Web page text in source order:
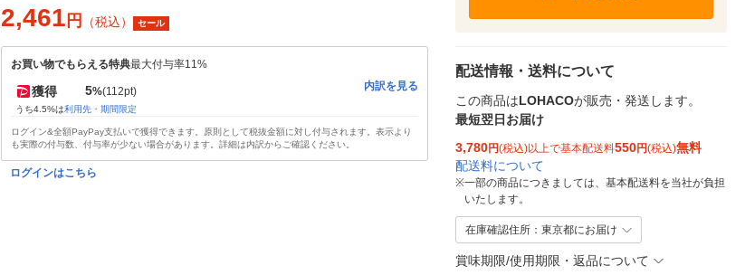
2,461 円 （税込） セール
お買い物でもらえる特典最大付与率11%
獲得 5%(112pt)
うち4.5%は利用先・期間限定
内訳を見る
ログイン&全額PayPay支払いで獲得できます。原則として税抜金額に対し付与されます。表示より
も実際の付与数、付与率が少ない場合があります。詳細は内訳からご確認ください。
ログインはこちら
配送情報・送料について
この商品はLOHACOが販売・発送します。
最短翌日お届け
3,780円(税込)以上で基本配送料550円(税込)無料
配送料について
※一部の商品につきましては、基本配送料を当社が負担
いたします。
在庫確認住所：東京都にお届け
賞味期限/使用期限・返品について